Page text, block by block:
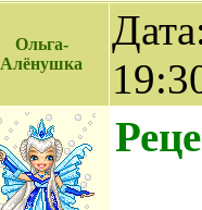
Ольга-
Алёнушка